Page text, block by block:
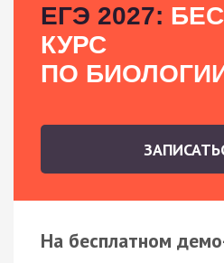
ЕГЭ 2027:
КУРС
ПО
На бесплатном